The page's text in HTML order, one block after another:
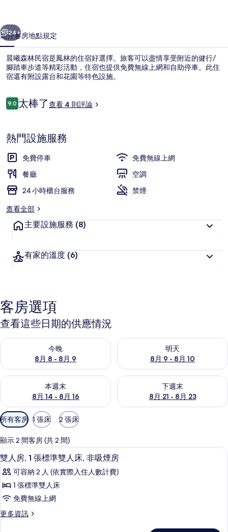
相
片
集
個 下一個
24+
簡介客房地點規定
晨曦森林民宿是鳳林的住宿好選擇。旅客可以盡情享受附近的健行/
腳踏車步道等精彩活動，住宿也提供免費無線上網和自助停車。此住
宿還有附設露台和花園等特色設施。
評
論
9.09.0 分，滿分 10 分，
太棒了查看 4 則評論
熱門設施服務
免費停車
免費無線上網
餐廳
空調
24 小時櫃台服務
禁煙
查看全部
主要設施服務 (8)
有家的溫度 (6)
客房選項
查看這些日期的供應情況
今晚
8月 8 - 8月 9
查看今晚 (8月 8 - 8月 9) 的供應情況
明天
8月 9 - 8月 10
查看明天 (8月 9 - 8月 10) 的供
本週末
8月 14 - 8月 16
查看本週末 (8月 14 - 8月 16) 的供應情況
下週末
8月 21 - 8月 23
查看下週末 (8月 21 - 8月 23)
可
用
的
客
房
篩
選
條
所有客房 1 張床 2 張床
顯示 2 間客房 (共 2 間)
顯
示
雙
人
1
雙人房, 1 張標準雙人床, 非吸煙房 |
3
雙人房, 1 張標準雙人床, 非吸煙房
可容納 2 人 (依實際入住人數計費)
1 張標準雙人床
免費無線上網
更多資訊
更